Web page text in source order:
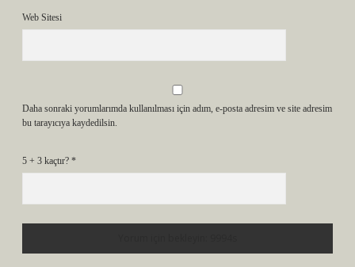
Web Sitesi
Daha sonraki yorumlarımda kullanılması için adım, e-posta adresim ve site adresim
bu tarayıcıya kaydedilsin.
5 + 3 kaçtır? *